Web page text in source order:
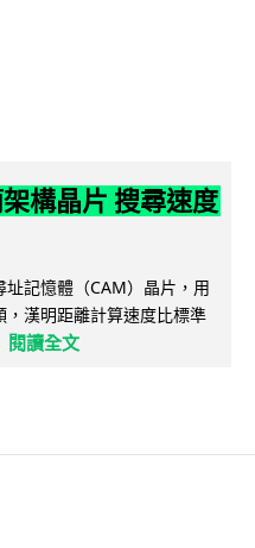
構晶片 搜尋速度
記憶體（CAM）晶片，用
漢明距離計算速度比標準
閱讀全文